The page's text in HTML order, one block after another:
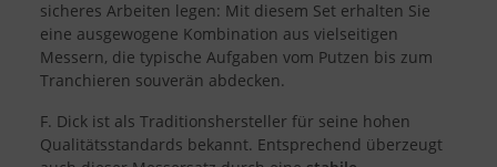
sicheres Arbeiten legen: Mit diesem Set erhalten Sie
eine ausgewogene Kombination aus vielseitigen
Messern, die typische Aufgaben vom Putzen bis zum
Tranchieren souverän abdecken.
F. Dick ist als Traditionshersteller für seine hohen
Qualitätsstandards bekannt. Entsprechend überzeugt